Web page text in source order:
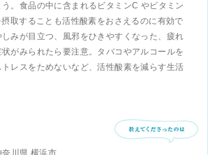
。食品の中に含まれるビタミンC やビタミン
取することも活性酸素をおさえるのに有効で
みが目立つ、風邪をひきやすくなった、疲れ
がみられたら要注意。タバコやアルコールを
レスをためないなど、活性酸素を減らす生活